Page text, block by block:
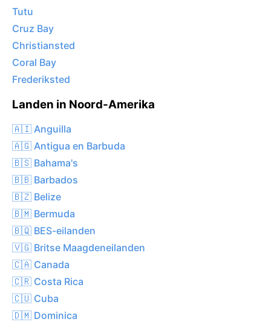
Tutu
Cruz Bay
Christiansted
Coral Bay
Frederiksted
Landen in Noord-Amerika
🇦🇮 Anguilla
🇦🇬 Antigua en Barbuda
🇧🇸 Bahama's
🇧🇧 Barbados
🇧🇿 Belize
🇧🇲 Bermuda
🇧🇶 BES-eilanden
🇻🇬 Britse Maagdeneilanden
🇨🇦 Canada
🇨🇷 Costa Rica
🇨🇺 Cuba
🇩🇲 Dominica